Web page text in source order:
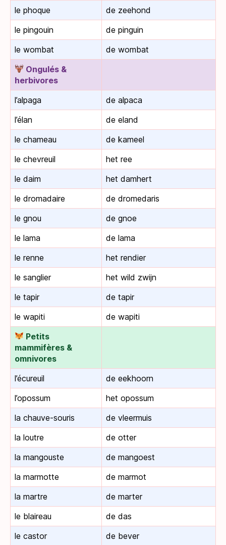
le phoque
de zeehond
le pingouin
de pinguin
le wombat
de wombat
Ongulés &
herbivores
l’alpaga
de alpaca
l’élan
de eland
le chameau
de kameel
le chevreuil
het ree
le daim
het damhert
le dromadaire
de dromedaris
le gnou
de gnoe
le lama
de lama
le renne
het rendier
le sanglier
het wild zwijn
le tapir
de tapir
le wapiti
de wapiti
Petits
mammifères &
omnivores
l’écureuil
de eekhoorn
l’opossum
het opossum
la chauve-souris
de vleermuis
la loutre
de otter
la mangouste
de mangoest
la marmotte
de marmot
la martre
de marter
le blaireau
de das
le castor
de bever